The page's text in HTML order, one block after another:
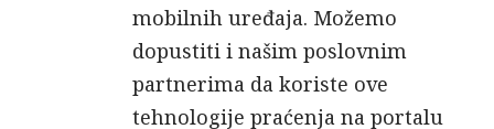
mobilnih uređaja. Možemo
dopustiti i našim poslovnim
partnerima da koriste ove
tehnologije praćenja na portalu